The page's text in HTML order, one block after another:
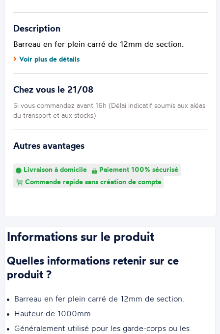
Description
Barreau en fer plein carré de 12mm de section.
Voir plus de détails
Chez vous le 21/08
Si vous commandez avant 16h (Délai indicatif soumis aux aléas
du transport et aux stocks)
Autres avantages
Livraison à domicile
Paiement 100% sécurisé
Commande rapide sans création de compte
Informations sur le produit
Quelles informations retenir sur ce
produit ?
Barreau en fer plein carré de 12mm de section.
Hauteur de 1000mm.
Généralement utilisé pour les garde-corps ou les